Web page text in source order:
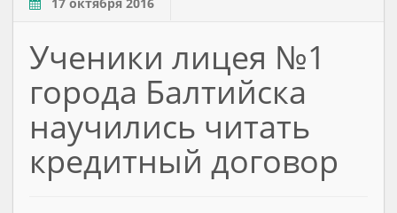
Ученики лицея №1
города Балтийска
научились читать
кредитный договор